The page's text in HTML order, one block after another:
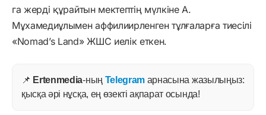
га жерді құрайтын мектептің мүлкіне А.
Мұхамедиұлымен аффилиирленген тұлғаларға тиесілі
«Nomad’s Land» ЖШС иелік еткен.
📌 Ertenmedia-ның Telegram арнасына жазылыңыз:
қысқа әрі нұсқа, ең өзекті ақпарат осында!